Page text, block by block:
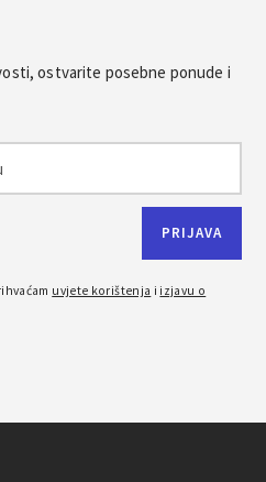
ostvarite posebne ponude i
uvjete korištenja i izjavu o